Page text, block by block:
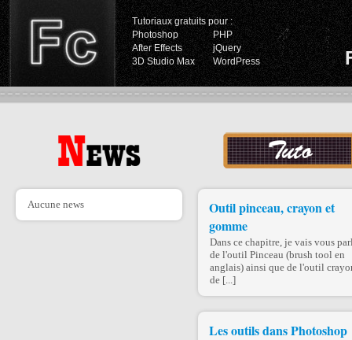
Tutoriaux gratuits pour :
Photoshop
PHP
After Effects
jQuery
3D Studio Max
WordPress
Aucune news
Outil pinceau, crayon et
gomme
Dans ce chapitre, je vais vous
de l'outil Pinceau (brush tool en
anglais) ainsi que de l'outil
de [...]
Les outils dans Photoshop